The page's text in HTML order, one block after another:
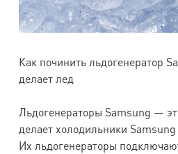
Как починить льдогенератор
делает лед
Льдогенераторы Samsung —
делает холодильники
Их льдогенераторы